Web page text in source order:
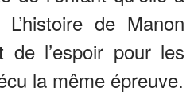
de Manon
de l’espoir pour les
la même épreuve.